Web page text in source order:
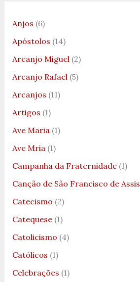
Anjos (6)
Apóstolos (14)
Arcanjo Miguel (2)
Arcanjo Rafael (5)
Arcanjos (11)
Artigos (1)
Ave Maria (1)
Ave Mria (1)
Campanha da Fraternidade(1)
Canção de São Francisco de Assis
Catecismo (2)
Catequese(1)
Catolicismo (4)
Católicos (1)
Celebrações (1)